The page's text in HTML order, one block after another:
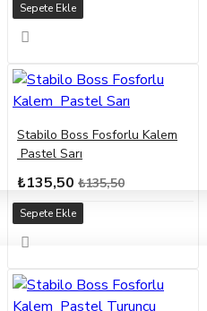
Sepete Ekle
Stabilo Boss Fosforlu Kalem
Pastel Sarı
₺135,50 ₺135,50
Sepete Ekle